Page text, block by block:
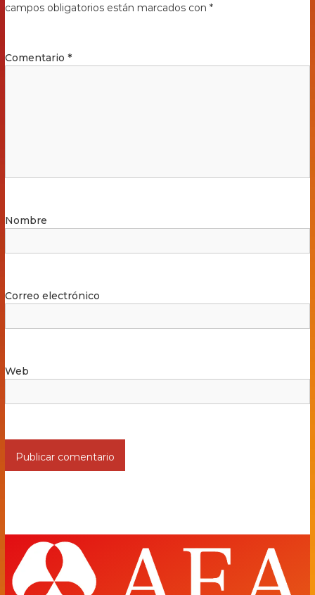
campos obligatorios están marcados con *
Comentario *
Nombre
Correo electrónico
Web